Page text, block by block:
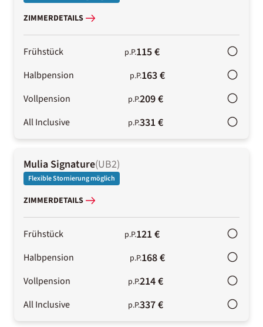
ZIMMERDETAILS
Frühstück p.P.115 €
Halbpension p.P.163 €
Vollpension p.P.209 €
All Inclusive p.P.331 €
Mulia Signature(UB2)
Flexible Stornierung möglich
ZIMMERDETAILS
Frühstück p.P.121 €
Halbpension p.P.168 €
Vollpension p.P.214 €
All Inclusive p.P.337 €